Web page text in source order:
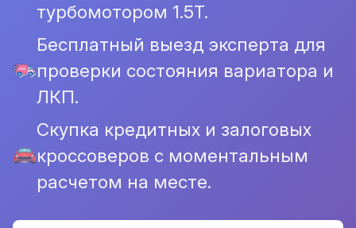
турбомотором 1.5T.
Бесплатный выезд эксперта для
проверки состояния вариатора и
ЛКП.
Скупка кредитных и залоговых
кроссоверов с моментальным
расчетом на месте.